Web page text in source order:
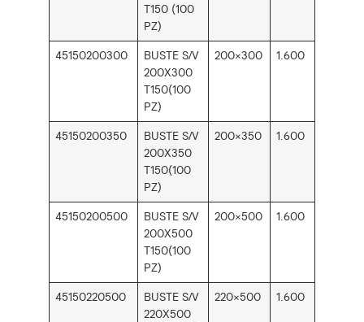
T150 (100
PZ)
45150200300
BUSTE S/V
200X300
T150(100
PZ)
200×300 1.600
45150200350
BUSTE S/V
200X350
T150(100
PZ)
200×350 1.600
45150200500
BUSTE S/V
200X500
T150(100
PZ)
200×500 1.600
45150220500
BUSTE S/V
220X500
220×500 1.600